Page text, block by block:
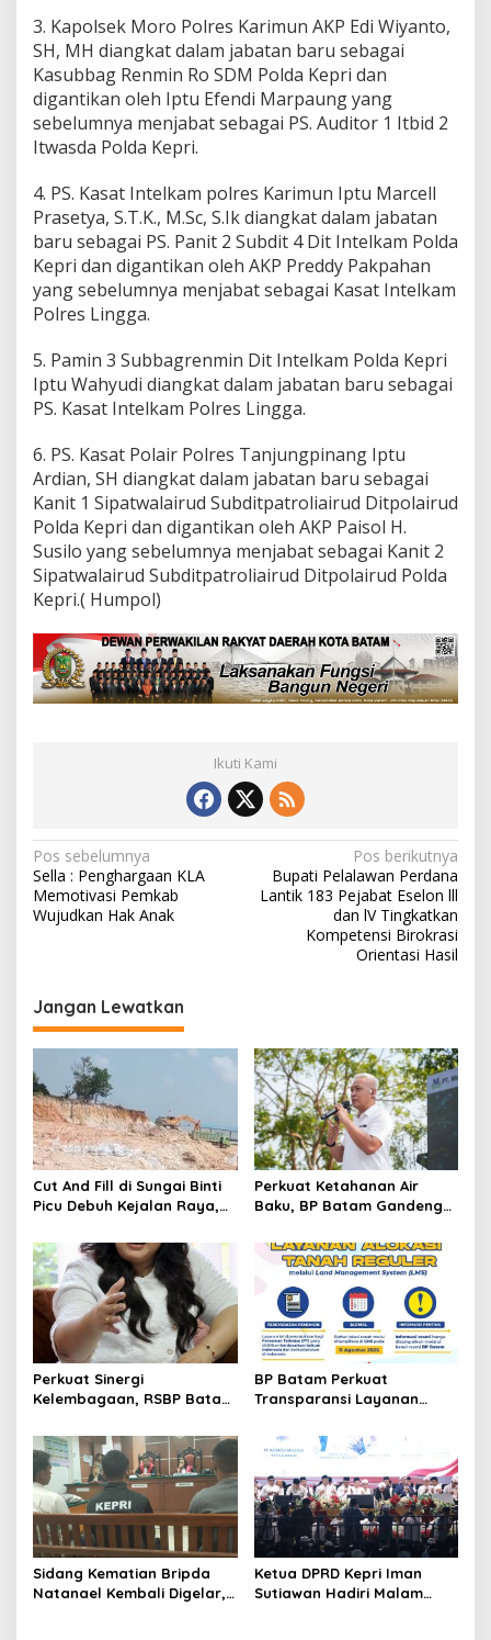
3. Kapolsek Moro Polres Karimun AKP Edi Wiyanto,
SH, MH diangkat dalam jabatan baru sebagai
Kasubbag Renmin Ro SDM Polda Kepri dan
digantikan oleh Iptu Efendi Marpaung yang
sebelumnya menjabat sebagai PS. Auditor 1 Itbid 2
Itwasda Polda Kepri.
4. PS. Kasat Intelkam polres Karimun Iptu Marcell
Prasetya, S.T.K., M.Sc, S.Ik diangkat dalam jabatan
baru sebagai PS. Panit 2 Subdit 4 Dit Intelkam Polda
Kepri dan digantikan oleh AKP Preddy Pakpahan
yang sebelumnya menjabat sebagai Kasat Intelkam
Polres Lingga.
5. Pamin 3 Subbagrenmin Dit Intelkam Polda Kepri
Iptu Wahyudi diangkat dalam jabatan baru sebagai
PS. Kasat Intelkam Polres Lingga.
6. PS. Kasat Polair Polres Tanjungpinang Iptu
Ardian, SH diangkat dalam jabatan baru sebagai
Kanit 1 Sipatwalairud Subditpatroliairud Ditpolairud
Polda Kepri dan digantikan oleh AKP Paisol H.
Susilo yang sebelumnya menjabat sebagai Kanit 2
Sipatwalairud Subditpatroliairud Ditpolairud Polda
Kepri.( Humpol)
Ikuti Kami
N
a
v
a
s
i
p
o
s
Pos sebelumnya
Sella : Penghargaan KLA
Memotivasi Pemkab
Wujudkan Hak Anak
Pos berikutnya
Bupati Pelalawan Perdana
Lantik 183 Pejabat Eselon lll
dan lV Tingkatkan
Kompetensi Birokrasi
Orientasi Hasil
Jangan Lewatkan
Cut And Fill di Sungai Binti
Picu Debuh Kejalan Raya,
Truck Tanpa Penutup
Perkuat Ketahanan Air
Baku, BP Batam Gandeng
Bambu Betung di
Bendungan Sei Nongsa
Perkuat Sinergi
Kelembagaan, RSBP Batam
Pelayanan dan
Ketersediaan Obat Aman
BP Batam Perkuat
Transparansi Layanan
Reguler Segera Hadir
Melalui LMS
Sidang Kematian Bripda
Natanael Kembali Digelar,
Ketua DPRD Kepri Iman
Sutiawan Hadiri Malam